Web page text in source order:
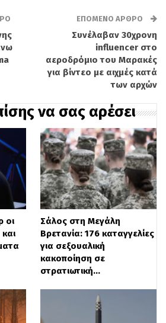
αποκολλήθηκε
ομάδα μασκοφόρων
στην καρότσα ενός
σε φυγή. Συνολικά
χρησιμοποιήθηκαν τρία
διευκρίνισαν πως ένα
που βρέθηκε στο
ώρα δεν σχετίζεται με
της συμμορίας.
της, η Nationwide
το συμβάν
την επαναλειτουργία του
ΕΠΌΜΕΝΟ ΆΡΘΡΟ
Συνέλαβαν 30χρονη
influencer στο
αεροδρόμιο του Μαρακές
για βίντεο με αιχμές κατά
των αρχών
να σας αρέσει
οι
Σάλος στη Μεγάλη
Βρετανία: 176 καταγγελίες
για σεξουαλική
κακοποίηση σε
στρατιωτική…